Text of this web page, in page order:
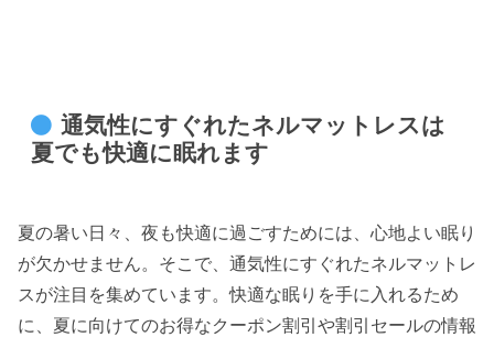
通気性にすぐれたネルマットレスは
夏でも快適に眠れます
夏の暑い日々、夜も快適に過ごすためには、心地よい眠り
が欠かせません。そこで、通気性にすぐれたネルマットレ
スが注目を集めています。快適な眠りを手に入れるため
に、夏に向けてのお得なクーポン割引や割引セールの情報